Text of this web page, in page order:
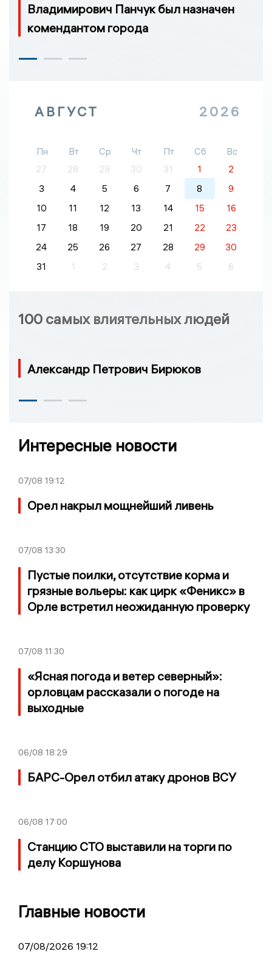
Владимирович Панчук был назначен
комендантом города
АВГУСТ 2026
Пн Вт Ср Чт Пт Сб
Вс
27
28 29 30 31 1
2
3
4 5 6 7 8
9
10
11 12 13 14 15
16
17
18 19 20 21 22
23
24
25 26 27 28 29
30
31
1 2 3 4 5 6
100 самых влиятельных людей
Александр Петрович Бирюков
Интересные новости
07/08 19:12
Орел накрыл мощнейший ливень
07/08 13:30
Пустые поилки, отсутствие корма и
грязные вольеры: как цирк «Феникс» в
Орле встретил неожиданную проверку
07/08 11:30
«Ясная погода и ветер северный»:
орловцам рассказали о погоде на
выходные
06/08 18:29
БАРС-Орел отбил атаку дронов ВСУ
06/08 17:00
Станцию СТО выставили на торги по
делу Коршунова
Главные новости
07/08/2026 19:12